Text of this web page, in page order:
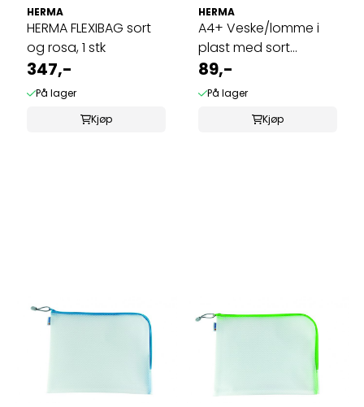
HERMA
HERMA FLEXIBAG sort
og rosa, 1 stk
347,-
På lager
Kjøp
HERMA
A4+ Veske/lomme i
plast med sort
glidelås 36x28cm
89,-
På lager
Kjøp